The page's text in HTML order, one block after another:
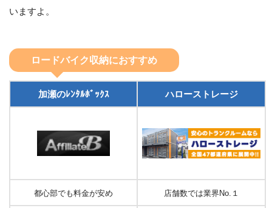
いますよ。
ロードバイク収納におすすめ
加瀬のﾚﾝﾀﾙﾎﾞｯｸｽ ハローストレージ
都心部でも料金が安め 店舗数では業界Nо.１